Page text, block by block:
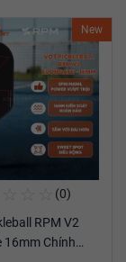
New
(0)
RPM V2
16mm Chính…